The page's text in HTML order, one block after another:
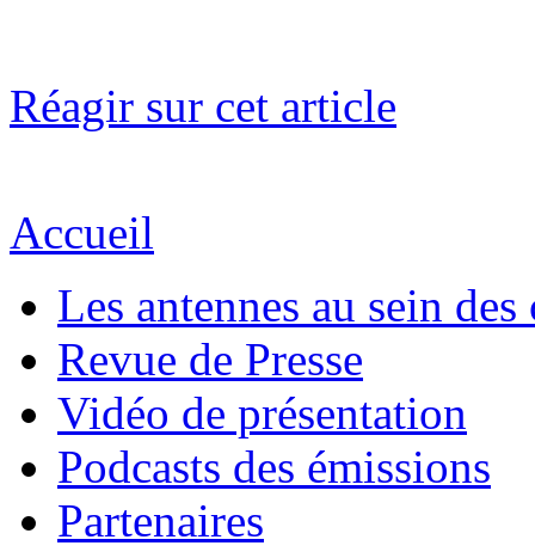
Réagir sur cet article
Accueil
Les antennes au sein des
Revue de Presse
Vidéo de présentation
Podcasts des émissions
Partenaires